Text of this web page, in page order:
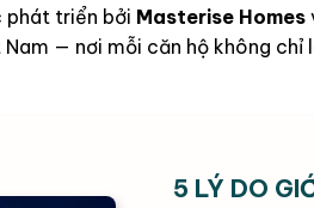
phát triển bởi Masterise Homes
— nơi mỗi căn hộ không
5 LÝ DO